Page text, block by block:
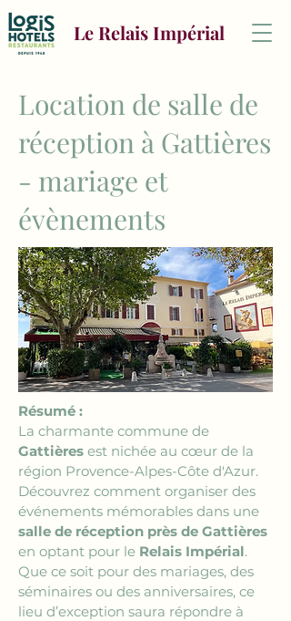
Le Relais Impérial
Location de salle de
réception à Gattières
- mariage et
évènements
Résumé :
La charmante commune de
Gattières est nichée au cœur de la
région Provence-Alpes-Côte d'Azur.
Découvrez comment organiser des
événements mémorables dans une
salle de réception près de Gattières
en optant pour le Relais Impérial.
Que ce soit pour des mariages, des
séminaires ou des anniversaires, ce
lieu d’exception saura répondre à